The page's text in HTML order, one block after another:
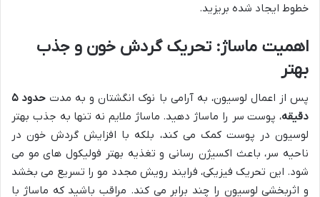
خطوط ایجاد شده بریزید.
اهمیت ماساژ: تحریک گردش خون و جذب
بهتر
پس از اعمال لوسیون، به آرامی با نوک انگشتان و به مدت
حدود ۵
دقیقه، پوست سر را ماساژ دهید. ماساژ ملایم نه تنها به جذب بهتر
لوسیون در پوست کمک می کند، بلکه با افزایش گردش خون در
ناحیه سر، باعث اکسیژن رسانی و تغذیه بهتر فولیکول های مو می
شود. این تحریک فیزیکی، فرایند رویش مجدد مو را تسریع می بخشد
و اثربخشی لوسیون را چند برابر می کند. مراقب باشید که ماساژ با